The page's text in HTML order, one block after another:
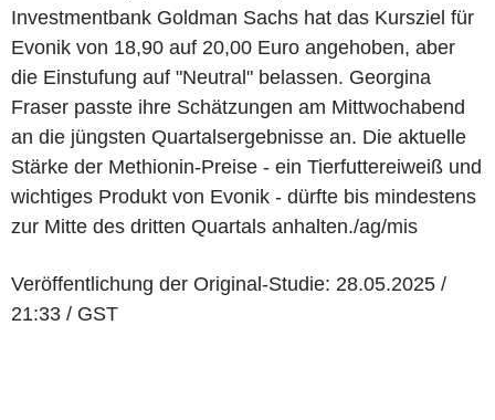
Investmentbank Goldman Sachs hat das Kursziel für
Evonik von 18,90 auf 20,00 Euro angehoben, aber
die Einstufung auf "Neutral" belassen. Georgina
Fraser passte ihre Schätzungen am Mittwochabend
an die jüngsten Quartalsergebnisse an. Die aktuelle
Stärke der Methionin-Preise - ein Tierfuttereiweiß und
wichtiges Produkt von Evonik - dürfte bis mindestens
zur Mitte des dritten Quartals anhalten./ag/mis
Veröffentlichung der Original-Studie: 28.05.2025 /
21:33 / GST